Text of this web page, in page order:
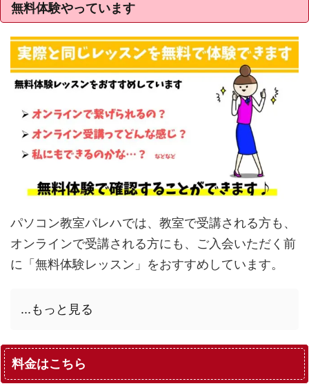
無料体験やっています
パソコン教室パレハでは、教室で受講される方も、
オンラインで受講される方にも、ご入会いただく前
に「無料体験レッスン」をおすすめしています。
...もっと見る
料金はこちら